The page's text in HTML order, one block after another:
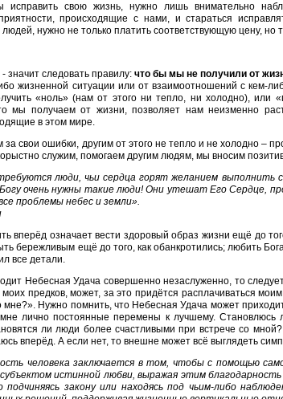
исправить свою жизнь, нужно лишь внимательно
происходящие с нами, и стараться
людей, нужно не только платить соответствующую цену, но
значит следовать правилу: что бы мы не получили от
жизненной ситуации или от взаимоотношений с кем-
«ноль» (нам от этого ни тепло, ни холодно), или
мы получаем от жизни, позволяет нам неизменно
в этом мире.
за свои ошибки, другим от этого не тепло и не холодно –
служим, помогаем другим людям, мы вносим
люди, чьи сердца горят желанием выполнить
очень нужны такие люди! Они утешат Его Сердце,
проблемы небес и земли».
вперёд означает вести здоровый образ жизни ещё до
бережливым ещё до того, как обанкротились; любить
все детали.
Небесная Удача совершенно незаслуженно, то
моих предков, может, за это придётся расплачиваться
мне?». Нужно помнить, что Небесная Удача может
лично постоянные перемены к лучшему.
ли люди более счастливыми при встрече со
вперёд. А если нет, то внешне может всё выглядеть
человека заключается в том, чтобы с помощью
истинной любви, выражая этим
подчиняясь закону или находясь под чьим-либо